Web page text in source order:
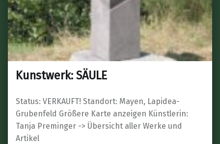
Kunstwerk: SÄULE
Status: VERKAUFT! Standort: Mayen, Lapidea-
Grubenfeld Größere Karte anzeigen Künstlerin:
Tanja Preminger -> Übersicht aller Werke und
Artikel